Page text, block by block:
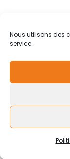
Nous utilisons des
service.